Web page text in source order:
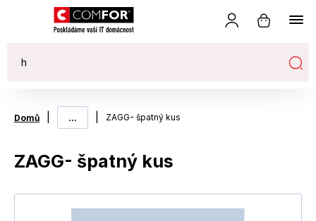
Domů ... ZAGG- špatný kus
ZAGG- špatný kus